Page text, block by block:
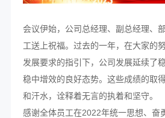
会议伊始，公司总经理、副总经理、
工送上祝福。过去的一年，在大家的
发展要求的指引下，公司发展延续了
稳中增效的良好态势。这些成绩的取
和汗水，诠释着无言的执着和坚守。
感谢全体员工在2022年统一思想、奋